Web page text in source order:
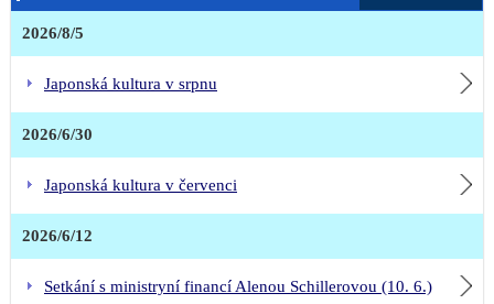
2026/8/5
Japonská kultura v srpnu
2026/6/30
Japonská kultura v červenci
2026/6/12
Setkání s ministryní financí Alenou Schillerovou (10. 6.)